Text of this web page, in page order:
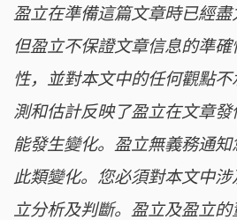
盈立在準備這篇文章時已經盡
但盈立不保證文章信息的準
性，並對本文中的任何觀點
測和估計反映了盈立在文章
能發生變化。盈立無義務通
此類變化。您必須對本文中
立分析及判斷。盈立及盈立